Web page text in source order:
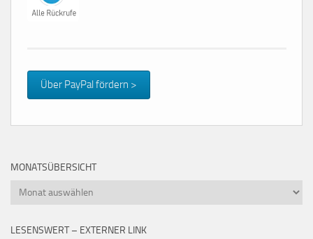
Über PayPal fördern >
MONATSÜBERSICHT
Monatsübersicht
LESENSWERT – EXTERNER LINK